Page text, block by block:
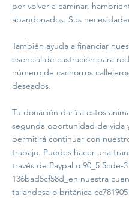
por volver a caminar,
abandonados. Sus
También ayuda a financiar
esencial de castración para
número de cachorros
deseados.
Tu donación dará a estos
segunda oportunidad de vida
permitirá continuar con
trabajo. Puedes hacer una
través de Paypal o 90_5 5cde-
136bad5cf58d_en nuestra
tailandesa o británica